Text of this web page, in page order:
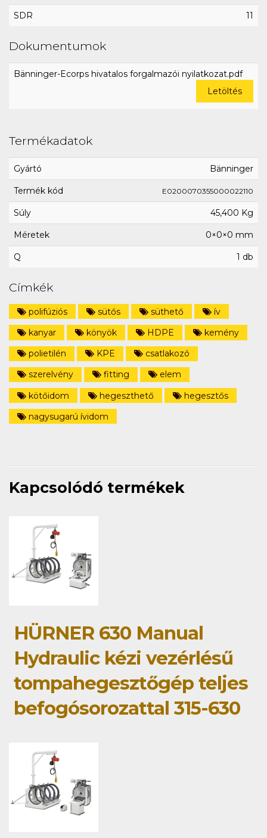
SDR 11
Dokumentumok
Bänninger-Ecorps hivatalos forgalmazói nyilatkozat.pdf
Letöltés
Termékadatok
Gyártó Bänninger
Termék kód E0200070355000022110
Súly 45,400 Kg
Méretek 0×0×0 mm
Q 1 db
Címkék
polifúziós sütős süthető
ív
kanyar
könyök HDPE
kemény
polietilén
KPE
csatlakozó
szerelvény
fitting
elem
kötőidom
hegeszthető
hegesztős
nagysugarú ívidom
Kapcsolódó termékek
HÜRNER 630 Manual
Hydraulic kézi vezérlésű
tompahegesztőgép teljes
befogósorozattal 315-630